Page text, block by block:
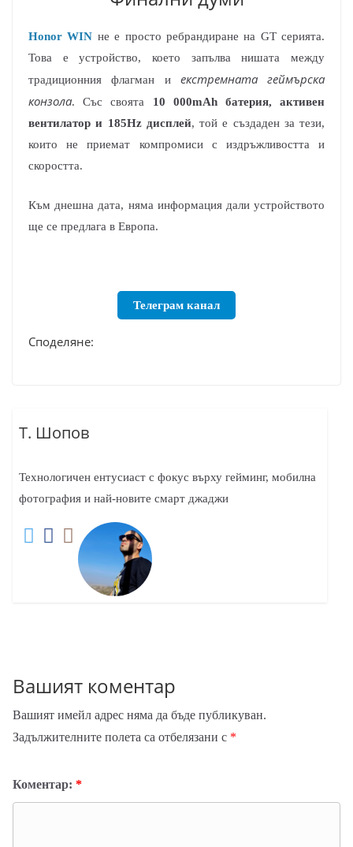
Honor WIN не е просто ребрандиране на GT серията.
Това е устройство, което запълва нишата между
традиционния флагман и екстремната геймърска
конзола. Със своята 10 000mAh батерия, активен
вентилатор и 185Hz дисплей, той е създаден за тези,
които не приемат компромиси с издръжливостта и
скоростта.
Към днешна дата, няма информация дали устройството
ще се предлага в Европа.
Телеграм канал
Споделяне:
Т. Шопов
Технологичен ентусиаст с фокус върху гейминг, мобилна
фотография и най-новите смарт джаджи
Вашият коментар
Вашият имейл адрес няма да бъде публикуван.
Задължителните полета са отбелязани с *
Коментар: *